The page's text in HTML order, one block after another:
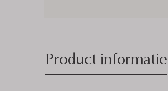
Product informatie